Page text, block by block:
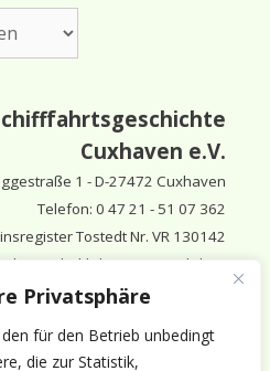
Privatsphäre
für den Betrieb unbedingt
die zur Statistik,
Cuxhaven e.V.
1 - D-27472 Cuxhaven
Telefon: 0 47 21 - 51 07 362
Tostedt Nr. VR 130142
& inhaltlich Verantwortlicher:
Horst Huthsfeldt
Eberhard Hewicker